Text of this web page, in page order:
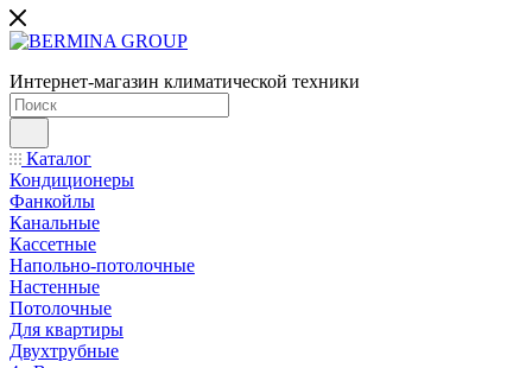
Интернет-магазин климатической техники
Каталог
Кондиционеры
Фанкойлы
Канальные
Кассетные
Напольно-потолочные
Настенные
Потолочные
Для квартиры
Двухтрубные